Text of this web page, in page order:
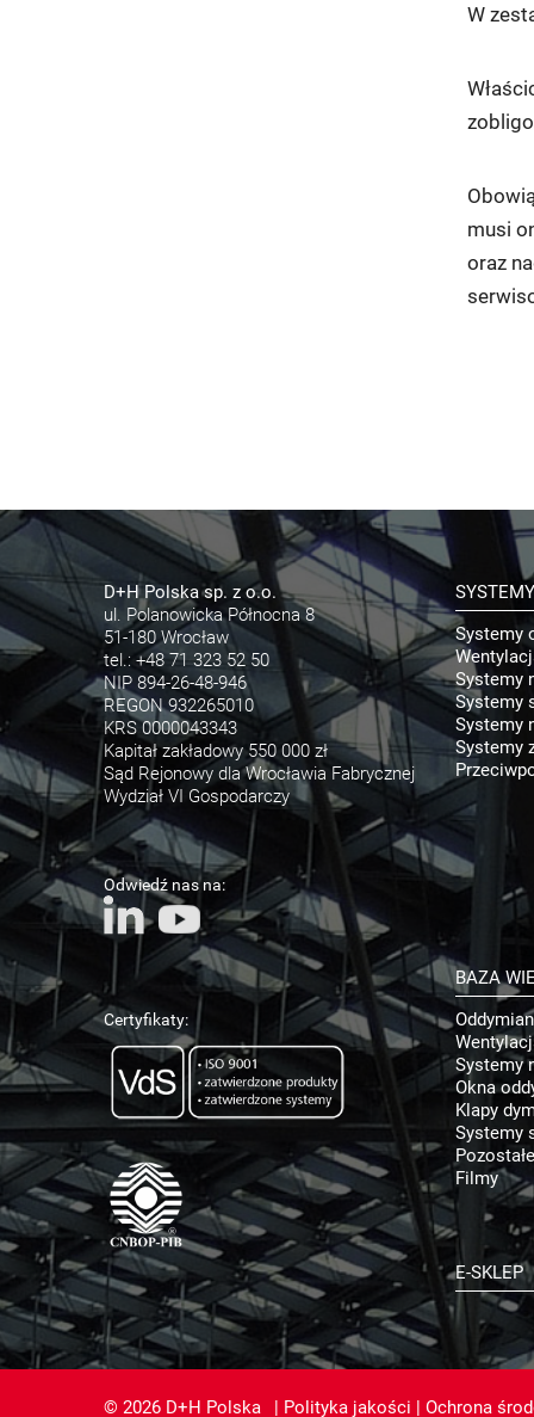
W
musi
oraz
D+H Polska sp. z o.o.
ul. Polanowicka Północna 8
51-180 Wrocław
tel.: +48 71 323 52 50
NIP 894-26-48-946
REGON 932265010
KRS 0000043343
Kapitał zakładowy 550 000 zł
Sąd Rejonowy dla Wrocławia Fabrycznej
Wydział VI Gospodarczy
Odwiedź nas na:
Certyfikaty:
SYSTEMY
Systemy
Systemy
Systemy
Systemy
Systemy
BAZA
Systemy
Okna
Klapy
Systemy
Filmy
E-SKLEP
© 2026 D+H Polska | Polityka jakości | Ochrona